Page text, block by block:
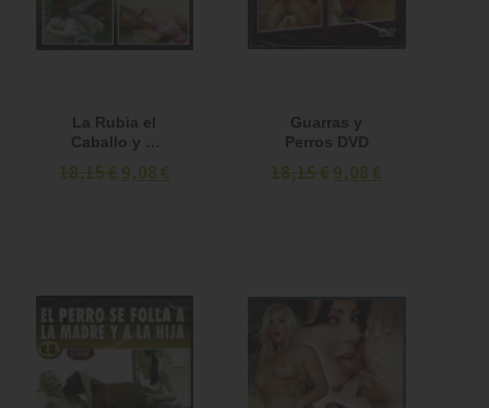
La Rubia el
Caballo y el
Perro DVD
18,15 € 9,08 €
Guarras y
Perros DVD
18,15 €9,08 €